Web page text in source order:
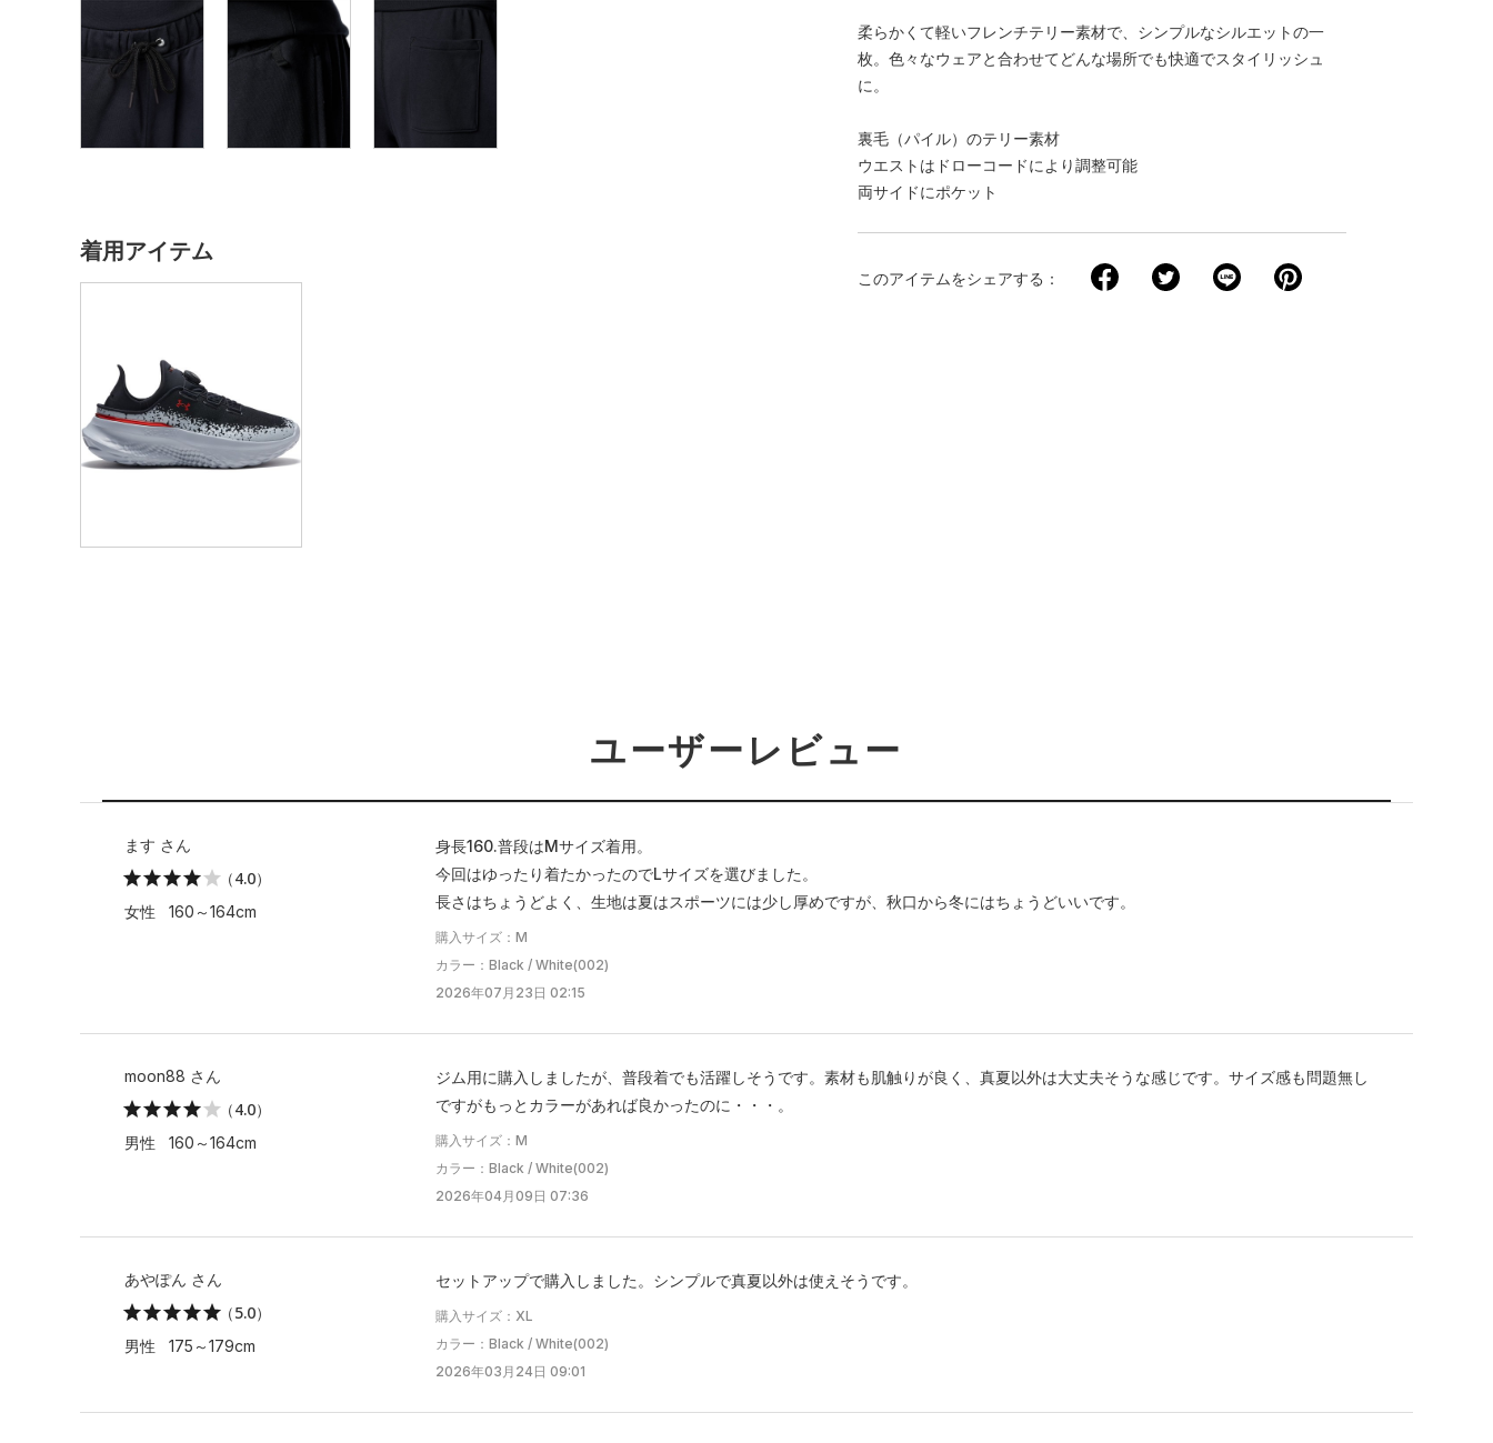
着用アイテム
柔らかくて軽いフレンチテリー素材で、シンプルなシルエットの一
枚。色々なウェアと合わせてどんな場所でも快適でスタイリッシュ
に。
裏毛（パイル）のテリー素材
ウエストはドローコードにより調整可能
両サイドにポケット
このアイテムをシェアする
ユーザーレビュー
ます さん
（4.0）
女性 160～164cm
身長160.普段はMサイズ着用。
今回はゆったり着たかったのでLサイズを選びました。
長さはちょうどよく、生地は夏はスポーツには少し厚めですが、秋口から冬にはちょうどいいです。
購入サイズ：M
カラー：Black / White(002)
2026年07月23日 02:15
moon88 さん
（4.0）
男性 160～164cm
ジム用に購入しましたが、普段着でも活躍しそうです。素材も肌触りが良く、真夏以外は大丈夫そうな感じです。サイズ感も問題無し
ですがもっとカラーがあれば良かったのに・・・。
購入サイズ：M
カラー：Black / White(002)
2026年04月09日 07:36
あやぽん さん
（5.0）
男性 175～179cm
セットアップで購入しました。シンプルで真夏以外は使えそうです。
購入サイズ：XL
カラー：Black / White(002)
2026年03月24日 09:01